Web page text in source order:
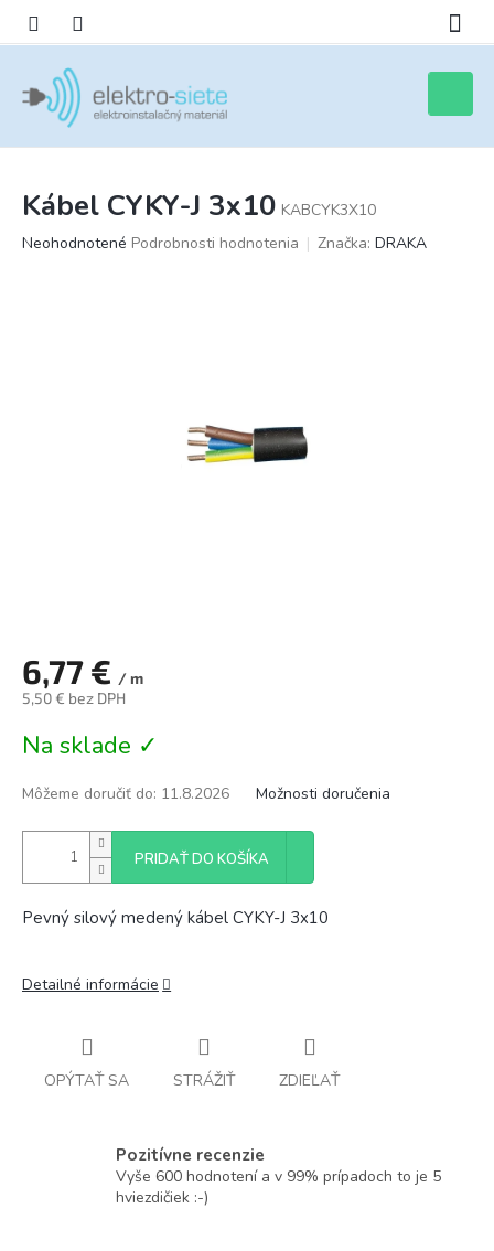
obsah
košík
Kábel CYKY-J 3x10 KABCYK3X10
Priemerné
Neohodnotené Podrobnosti hodnotenia Značka: DRAKA
6,77 € / m
5,50 € bez DPH
cena:
Na sklade ✓
Môžeme doručiť do: 11.8.2026 Možnosti doručenia
PRIDAŤ DO KOŠÍKA
Pevný silový medený kábel CYKY-J 3x10
Detailné informácie
OPÝTAŤ SA STRÁŽIŤ ZDIEĽAŤ
Pozitívne recenzie
Vyše 600 hodnotení a v 99% prípadoch to je 5
hviezdičiek :-)